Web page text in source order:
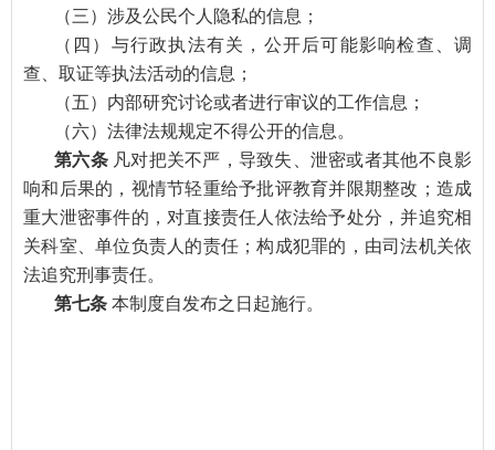
（三）涉及公民个人隐私的信息；
（四）与行政执法有关，公开后可能影响检查、调
查、取证等执法活动的信息；
（五）内部研究讨论或者进行审议的工作信息；
（六）法律法规规定不得公开的信息。
第六条凡对把关不严，导致失、泄密或者其他不良影
响和后果的，视情节轻重给予批评教育并限期整改；造成
重大泄密事件的，对直接责任人依法给予处分，并追究相
关科室、单位负责人的责任；构成犯罪的，由司法机关依
法追究刑事责任。
第七条 本制度自发布之日起施行。